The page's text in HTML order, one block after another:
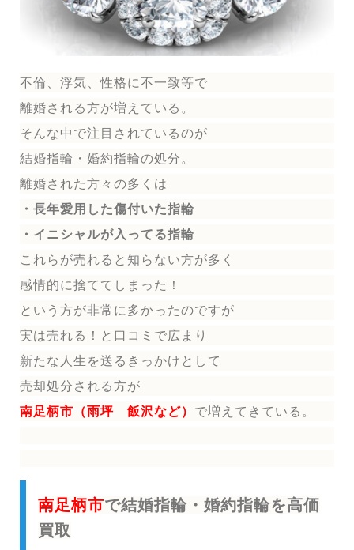
不倫、浮気、性格に不一致等で
離婚される方が増えている。
そんな中で注目されているのが
結婚指輪 ・婚約指輪の処分。
離婚された方々の多くは
・長年愛用した傷付いた指輪
・イニシャルが入ってる指輪
これらが売れると知らない方が多く
感情的に捨ててしまった！
という方が非常に多かったのですが
実は売れる！と口コミで広まり
新たな人生を送る きっかけとして
売却処分される方が
南足柄市（雨坪 飯沢など） で増えてきている。
南足柄市で結婚指輪・婚約指輪を高価
買取